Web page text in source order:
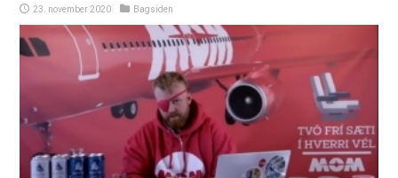
23. november 2020 Bagsiden